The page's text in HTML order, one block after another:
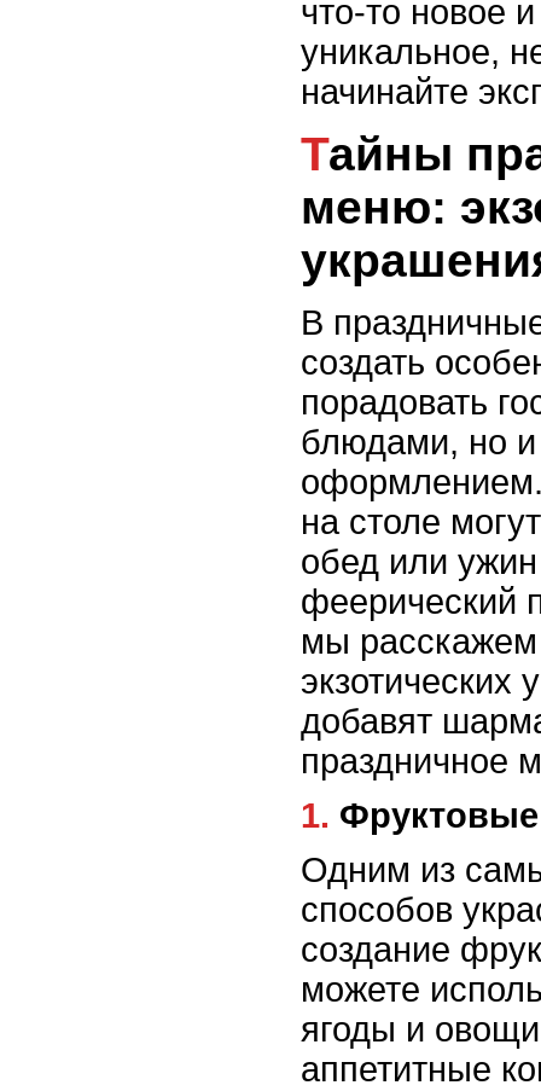
что-то новое
уникальное,
начинайте
Тайны праздничного
меню:
В
создать
порадовать
блюдами, но
на столе
обед или
феерический
мы расскажем
экзотических
добавят
праздничное
1.
Одним из
способов
создание
можете
ягоды и
аппетитные